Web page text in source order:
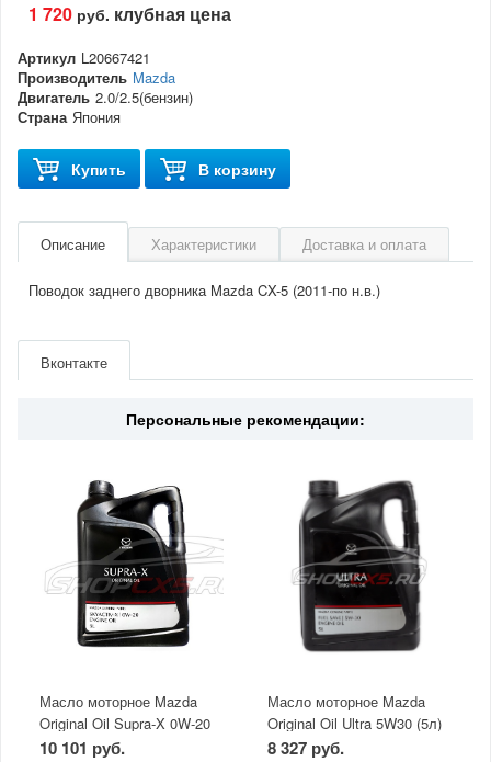
1 720 руб. клубная цена
Артикул L20667421
Производитель Mazda
Двигатель 2.0/2.5(бензин)
Страна Япония
Купить В корзину
Описание Характеристики Доставка и оплата
Поводок заднего дворника Mazda CX-5 (2011-по н.в.)
Двигатель 2.0/2.5(бензин)
Вконтакте
Персональные рекомендации:
Масло моторное Mazda
Original Oil Supra-X 0W-20
(5 л)
10 101 руб.
Масло моторное Mazda
Original Oil Ultra 5W30 (5л)
8 327 руб.